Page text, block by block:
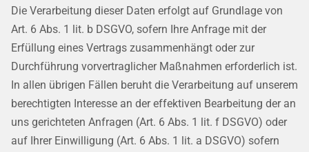
Die Verarbeitung dieser Daten erfolgt auf Grundlage von
Art. 6 Abs. 1 lit. b DSGVO, sofern Ihre Anfrage mit der
Erfüllung eines Vertrags zusammenhängt oder zur
Durchführung vorvertraglicher Maßnahmen erforderlich ist.
In allen übrigen Fällen beruht die Verarbeitung auf unserem
berechtigten Interesse an der effektiven Bearbeitung der an
uns gerichteten Anfragen (Art. 6 Abs. 1 lit. f DSGVO) oder
auf Ihrer Einwilligung (Art. 6 Abs. 1 lit. a DSGVO) sofern